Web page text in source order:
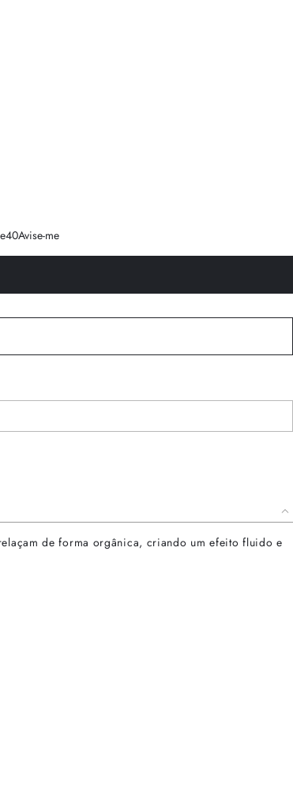
40Avise-me
de forma orgânica, criando um efeito fluido e